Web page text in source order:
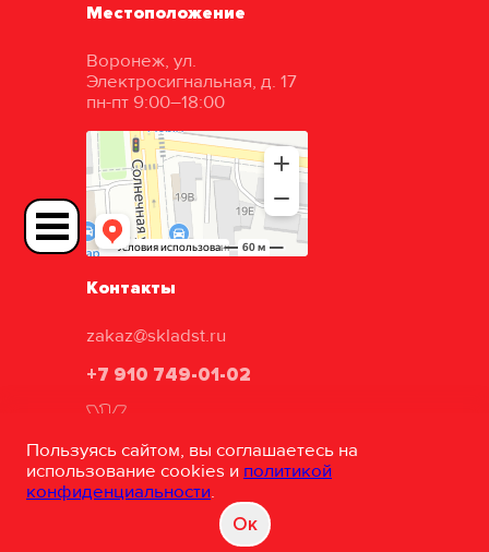
Местоположение
Воронеж, ул.
Электросигнальная, д. 17
пн-пт 9:00–18:00
Контакты
zakaz@skladst.ru
+7 910 749-01-02
ТД «Складские технологии»
Разработка и сопровождение сайта
Пользуясь сайтом, вы соглашаетесь на
использование cookies и политикой
конфиденциальности.
Oк